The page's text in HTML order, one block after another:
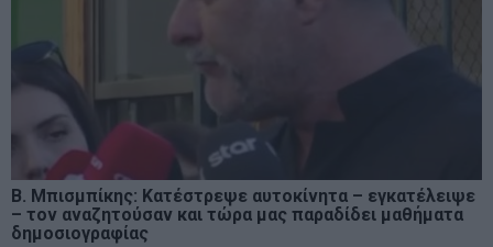
Β. Μπισμπίκης: Κατέστρεψε αυτοκίνητα – εγκατέλειψε
– τον αναζητούσαν και τώρα μας παραδίδει μαθήματα
δημοσιογραφίας